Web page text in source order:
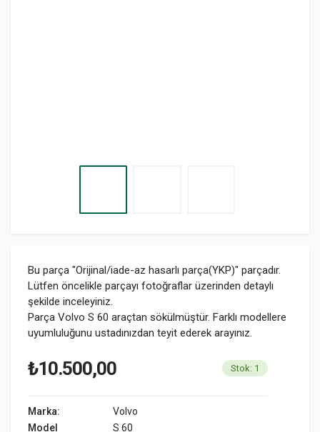
Bu parça "Orijinal/iade-az hasarlı parça(YKP)" parçadır.
Lütfen öncelikle parçayı fotoğraflar üzerinden detaylı
şekilde inceleyiniz.
Parça Volvo S 60 araçtan sökülmüştür. Farklı modellere
uyumluluğunu ustadınızdan teyit ederek arayınız.
₺10.500,00 Stok: 1
Marka:
Volvo
Model
S 60